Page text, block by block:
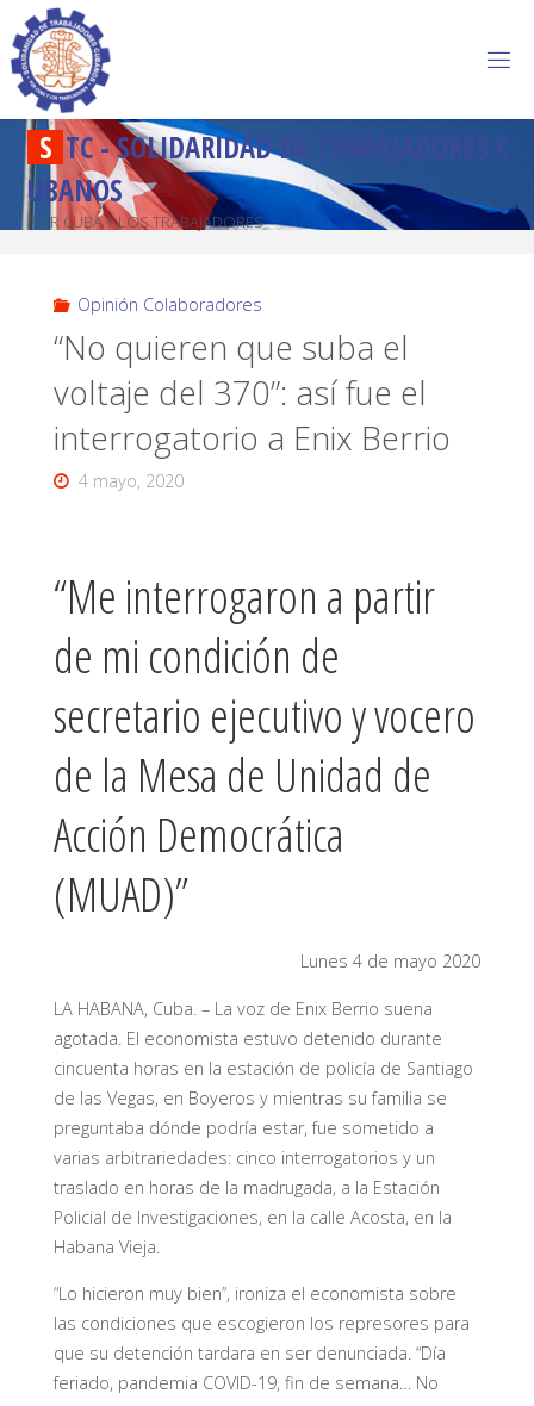
S TC-SOLIDARIDADD R A BAJADORES C
U BANOS
POR CUBA Y LOS TRABAJADORES
Opinión Colaboradores
“No quieren que suba el
voltaje del 370”: así fue el
interrogatorio a Enix Berrio
4 mayo, 2020
“Me interrogaron a partir
de mi condición de
secretario ejecutivo y vocero
de la Mesa de Unidad de
Acción Democrática
(MUAD)”
Lunes 4 de mayo 2020
LA HABANA, Cuba. – La voz de Enix Berrio suena
agotada. El economista estuvo detenido durante
cincuenta horas en la estación de policía de Santiago
de las Vegas, en Boyeros y mientras su familia se
preguntaba dónde podría estar, fue sometido a
varias arbitrariedades: cinco interrogatorios y un
traslado en horas de la madrugada, a la Estación
Policial de Investigaciones, en la calle Acosta, en la
Habana Vieja.
“Lo hicieron muy bien”, ironiza el economista sobre
las condiciones que escogieron los represores para
que su detención tardara en ser denunciada. “Día
feriado, pandemia COVID-19, fin de semana… No